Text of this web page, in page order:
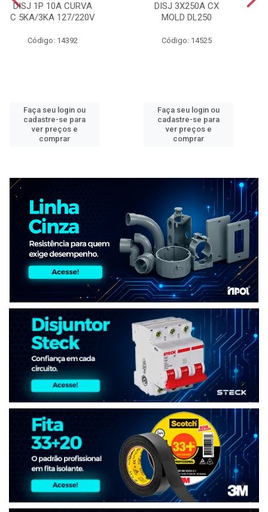
DISJ 1P 10A CURVA
C 5KA/3KA 127/220V
Código: 14392
Faça seu login ou
cadastre-se para
ver preços e
comprar
DISJ 3X250A CX
MOLD DL250
Código: 14525
Faça seu login ou
cadastre-se para
ver preços e
comprar